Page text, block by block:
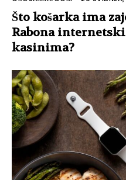
Što košarka ima
Rabona
kasinima?